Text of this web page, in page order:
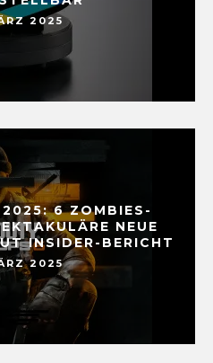
2025
6 ZOMBIES-
NEUE
INSIDER-BERICHT
2025